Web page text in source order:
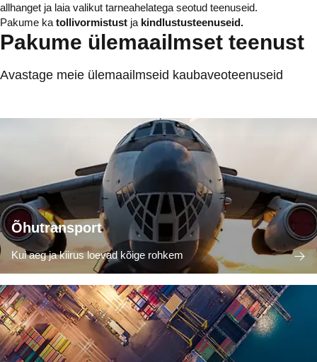
allhanget ja laia valikut tarneahelatega seotud teenuseid.
Pakume ka tollivormistust ja kindlustusteenuseid.
Pakume ülemaailmset teenust
Avastage meie ülemaailmseid kaubaveoteenuseid
Õhutransport
Kui aeg ja kiirus loevad kõige rohkem